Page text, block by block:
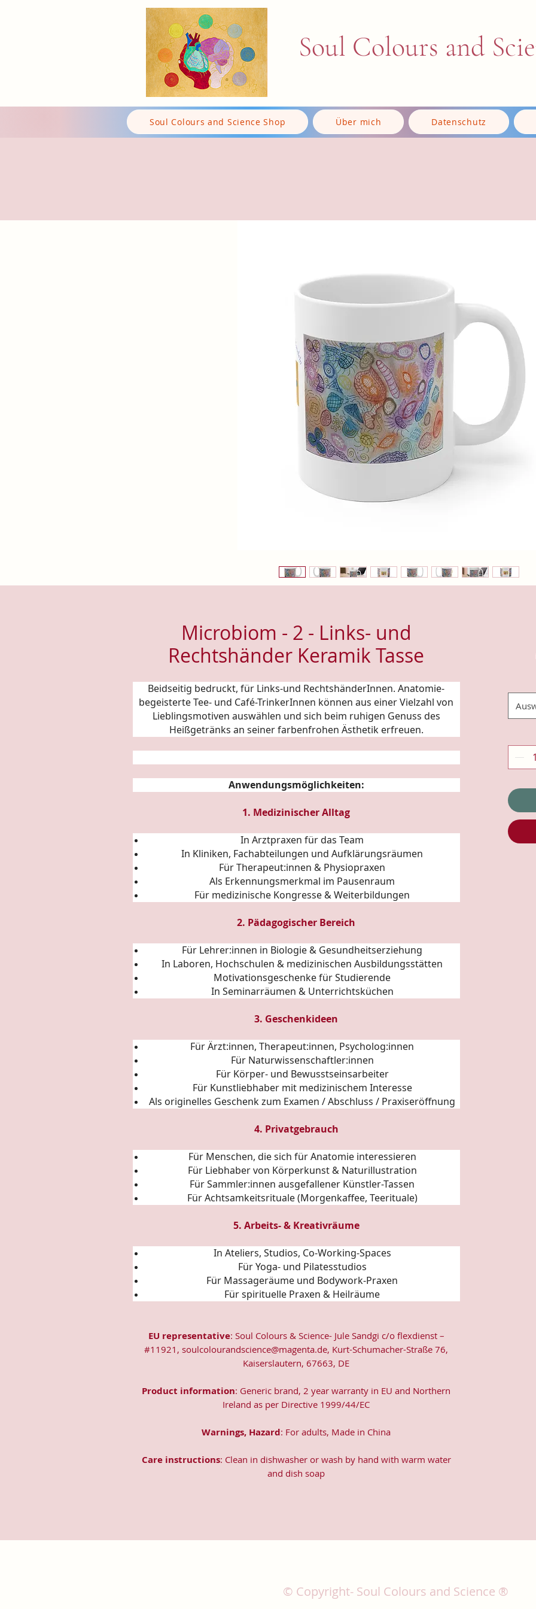
Soul Colours and
Soul Colours and Science Shop Über mich Datenschutz
Microbiom - 2 - Links- und
Rechtshänder Keramik Tasse
Beidseitig bedruckt, für Links-und RechtshänderInnen.Anatomie-
begeisterte Tee- und Café-TrinkerInnen können aus einer Vielzahl von
Lieblingsmotiven auswählen und sich beim ruhigen Genuss des
Heißgetränks an seiner farbenfrohen Ästhetik erfreuen.
Anwendungsmöglichkeiten:
1. Medizinischer Alltag
In Arztpraxen für das Team
In Kliniken, Fachabteilungen und Aufklärungsräumen
Für Therapeut:innen & Physiopraxen
Als Erkennungsmerkmal im Pausenraum
Für medizinische Kongresse & Weiterbildungen
2. Pädagogischer Bereich
Für Lehrer:innen in Biologie & Gesundheitserziehung
In Laboren, Hochschulen & medizinischen Ausbildungsstätten
Motivationsgeschenke für Studierende
In Seminarräumen & Unterrichtsküchen
3. Geschenkideen
Für Ärzt:innen, Therapeut:innen, Psycholog:innen
Für Naturwissenschaftler:innen
Für Körper- und Bewusstseinsarbeiter
Für Kunstliebhaber mit medizinischem Interesse
Als originelles Geschenk zum Examen / Abschluss / Praxiseröffnung
4. Privatgebrauch
Für Menschen, die sich fürAnatomieinteressieren
Für Liebhaber von Körperkunst & Naturillustration
Für Sammler:innen ausgefallener Künstler-Tassen
Für Achtsamkeitsrituale (Morgenkaffee, Teerituale)
5. Arbeits- & Kreativräume
In Ateliers, Studios, Co-Working-Spaces
Für Yoga- und Pilatesstudios
Für Massageräume und Bodywork-Praxen
Für spirituelle Praxen & Heilräume
EU representative: Soul Colours & Science- Jule Sandgi c/o flexdienst –
#11921, soulcolourandscience@magenta.de, Kurt-Schumacher-Straße 76,
Kaiserslautern, 67663, DE
Product information: Generic brand, 2 year warranty in EU and Northern
Ireland as per Directive 1999/44/EC
Warnings, Hazard: For adults, Made in China
Care instructions: Clean in dishwasher or wash by hand with warm water
and dish soap
© Copyright- Soul Colours and Science ®